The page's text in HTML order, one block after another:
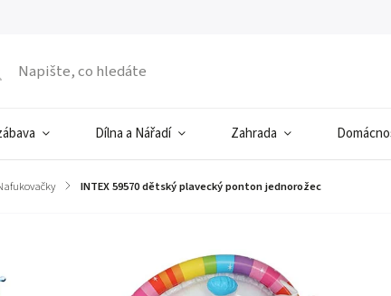
Dílna a Nářadí Zahrada
/ INTEX 59570 dětský plavecký ponton jednorožec